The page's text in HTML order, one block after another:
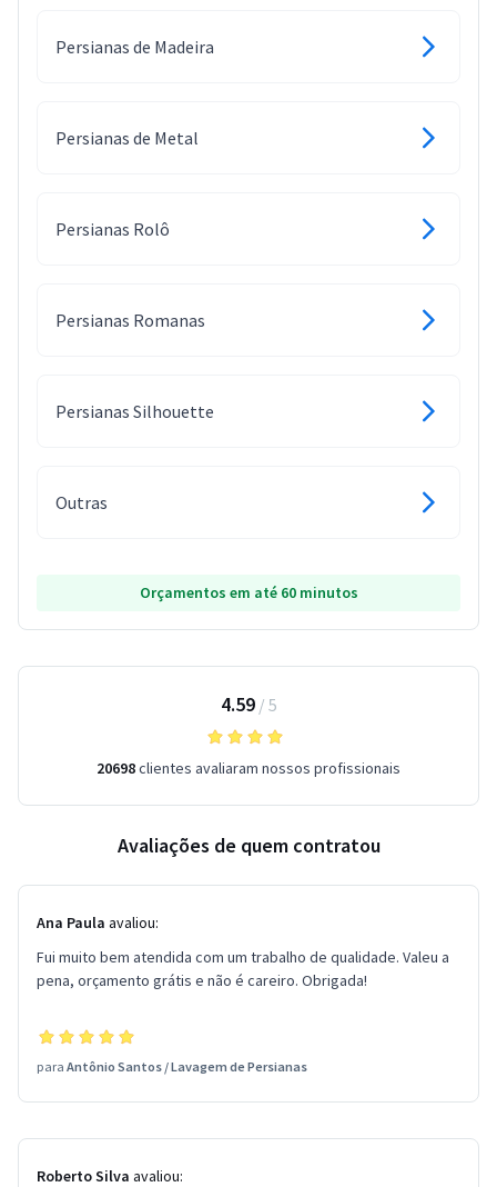
Persianas de Madeira
Persianas de Metal
Persianas Rolô
Persianas Romanas
Persianas Silhouette
Outras
Orçamentos em até 60 minutos
4.59/ 5
20698clientes avaliaram nossos profissionais
Avaliações de quem contratou
Ana Paula avaliou:
Fui muito bem atendida com um trabalho de qualidade. Valeu a
pena, orçamento grátis e não é careiro. Obrigada!
para Antônio Santos /Lavagem de Persianas
Roberto Silva avaliou: